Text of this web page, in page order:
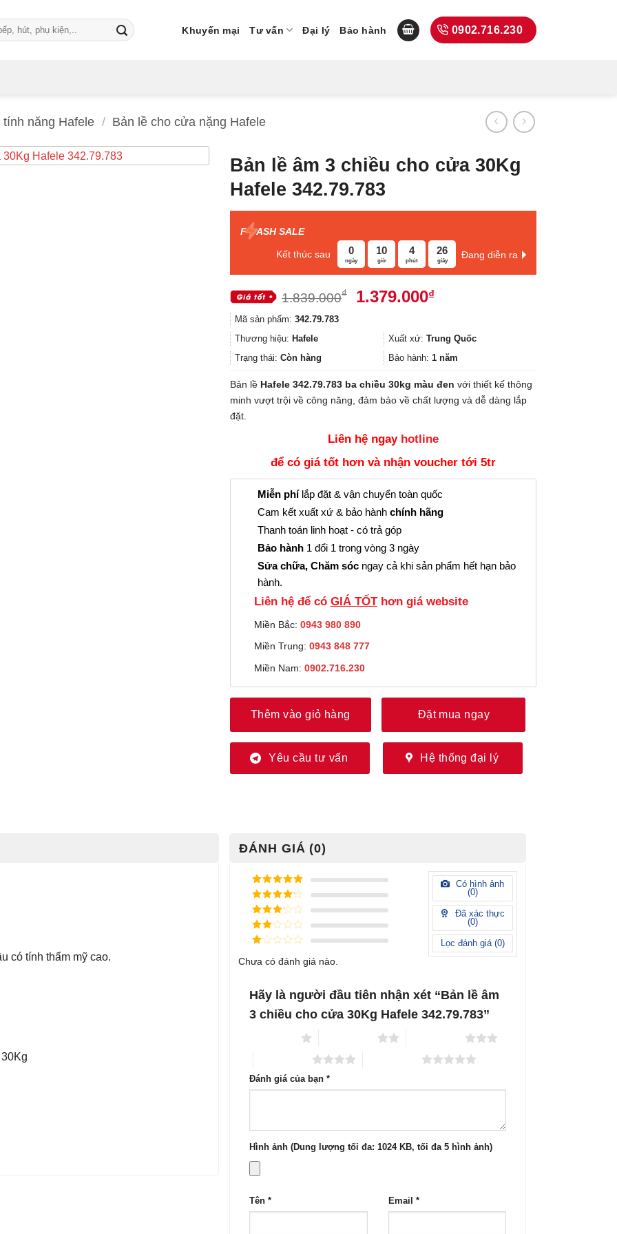
Khuyến mại Tư vấn Đại lý Bảo hành 0902.716.230
năng Hafele / Bản lề cho cửa nặng Hafele
Bản lề âm 3 chiều cho cửa 30Kg
Hafele 342.79.783
F ASH SALE
Kết thúc sau 0
ngày
10
giờ
4
phút
25
giây
Đang diễn ra
1.839.000₫
Giá
1.839.000₫.
1.379.000₫Giá
là:
1.379.000₫.
Mã sản phẩm: 342.79.783
Thương hiệu: Hafele Xuất xứ: Trung Quốc
Trạng thái: Còn hàng Bảo hành: 1 năm
Bản lề Hafele 342.79.783 ba chiều 30kg màu đen với thiết kế thông
minh vượt trội về công năng, đảm bảo về chất lượng và dễ dàng lắp
đặt.
Liên hệ ngay hotline
để có giá tốt hơn và nhận voucher tới 5tr
Miễn phílắp đặt & vận chuyển toàn quốc
Cam kết xuất xứ & bảo hành chính hãng
Thanh toán linh hoạt - có trả góp
Bảo hành 1 đổi 1 trong vòng 3 ngày
Sửa chữa, Chăm sóc ngay cả khi sản phẩm hết hạn bảo
hành.
Liên hệ để có GIÁ TỐThơn giá website
Miền Bắc: 0943 980 890
Miền Trung: 0943 848 777
Miền Nam: 0902.716.230
Thêm vào giỏ hàng Đặt mua ngay
Yêu cầu tư vấn Hệ thống đại lý
có tính thẩm mỹ cao.
ĐÁNH GIÁ (0)
Được xếp
hạng
5
5
sao
Được xếp
hạng
4
5
sao
Được
xếp
hạng3
Được
hạng
2 5
xếp
5
sao
Có hình ảnh
(0)
Đã xác thực
(0)
Lọc đánh giá (0)
Chưa có đánh giá nào.
Hãy là người đầu tiên nhận xét “Bản lề âm
3 chiều cho cửa 30Kg Hafele 342.79.783”
Đánh giá của bạn*
Hình ảnh (Dung lượng tối đa: 1024 KB, tối đa 5 hình ảnh)
Tên* Email *